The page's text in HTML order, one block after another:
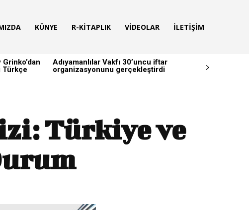
KÜNYE R-KITAPLIK VIDEOLAR İLETIŞIM
Türkçe
Adıyamanlılar Vakfı 30’uncu iftar
organizasyonunu gerçekleştirdi
Türkiye ve